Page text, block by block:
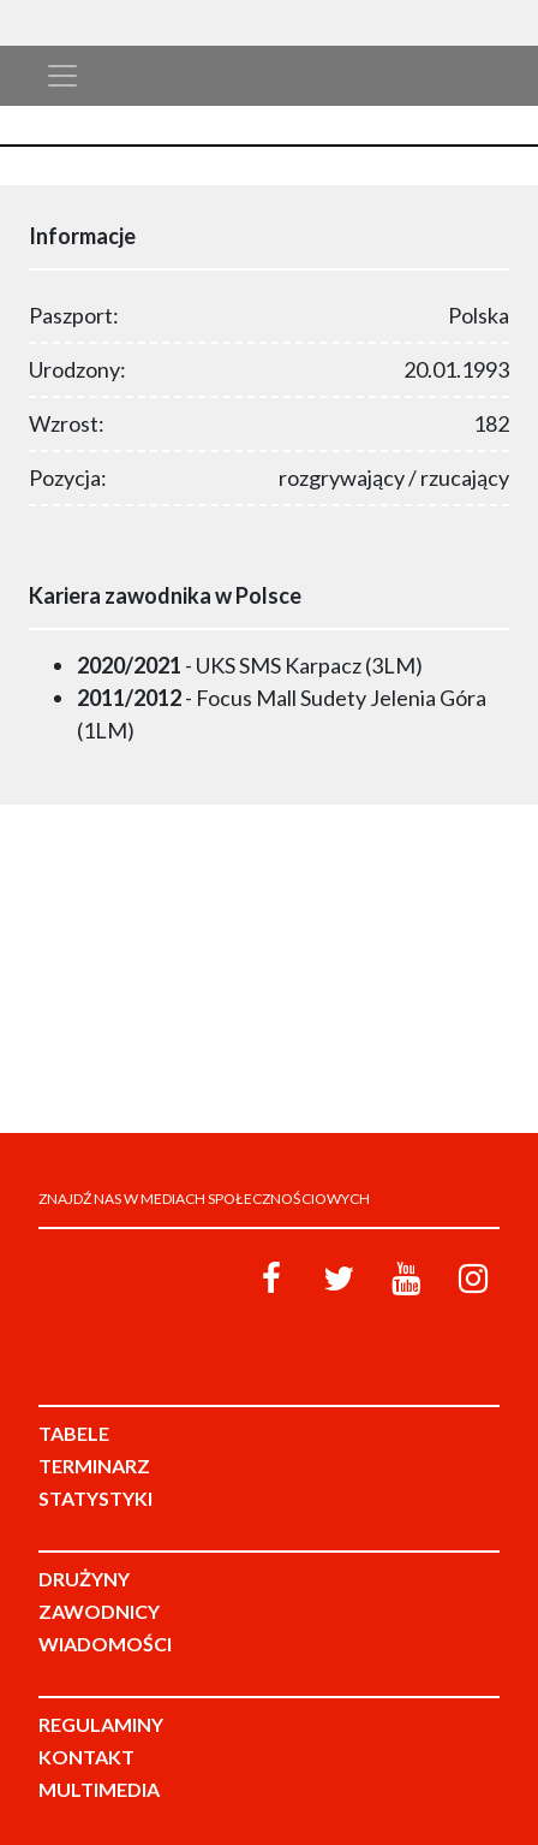
Informacje
Paszport: Polska
Urodzony: 20.01.1993
Wzrost: 182
Pozycja: rozgrywający / rzucający
Kariera zawodnika w Polsce
2020/2021 - UKS SMS Karpacz (3LM)
2011/2012- Focus Mall Sudety Jelenia Góra
(1LM)
ZNAJDŹ NAS W MEDIACH SPOŁECZNOŚCIOWYCH
TABELE
TERMINARZ
STATYSTYKI
DRUŻYNY
ZAWODNICY
WIADOMOŚCI
REGULAMINY
KONTAKT
MULTIMEDIA